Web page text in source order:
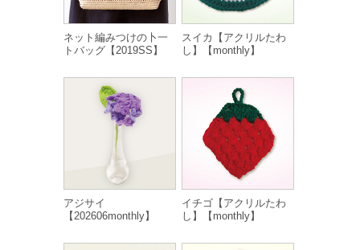
ネット編みつけの卜一
トバッグ【2019SS】
スイカ【アクリルたわ
し】【monthly】
アジサイ
【202606monthly】
イチゴ【アクリルたわ
し】【monthly】